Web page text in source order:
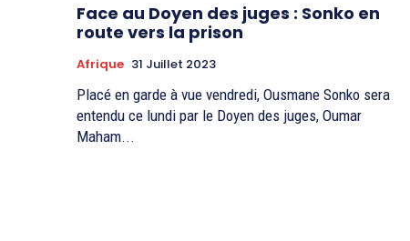
Face au Doyen des juges : Sonko en
route vers la prison
Afrique 31 Juillet 2023
Placé en garde à vue vendredi, Ousmane Sonko sera
entendu ce lundi par le Doyen des juges, Oumar
Maham...